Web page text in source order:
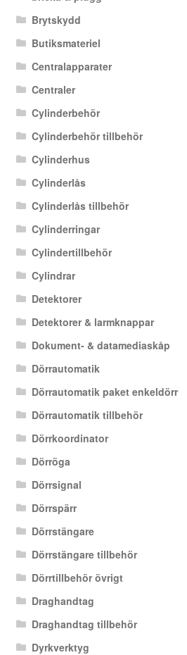
Brytskydd
Butiksmateriel
Centralapparater
Centraler
Cylinderbehör
Cylinderbehör tillbehör
Cylinderhus
Cylinderlås
Cylinderlås tillbehör
Cylinderringar
Cylindertillbehör
Cylindrar
Detektorer
Detektorer & larmknappar
Dokument- & datamediaskåp
Dörrautomatik
Dörrautomatik paket enkeldörr
Dörrautomatik tillbehör
Dörrkoordinator
Dörröga
Dörrsignal
Dörrspärr
Dörrstängare
Dörrstängare tillbehör
Dörrtillbehör övrigt
Draghandtag
Draghandtag tillbehör
Dyrkverktyg